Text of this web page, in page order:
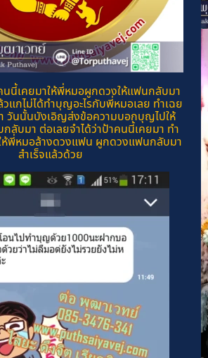
นนี้เคยมาให้พี่หมอผูกดวงให้แฟนกลับมา
วแกไม่ได้ทำบุญอะไรกับพี่หมอเลย ทำเฉย
วันนั้นบังเอิญส่งข้อความบอกบุญไปให้
ลับมา ต่อเลยจำได้ว่าป้าคนนี้เคยมา ทำ
ห้พี่หมอล้างดวงแฟน ผูกดวงแฟนกลับมา
สำเร็จแล้วด้วย